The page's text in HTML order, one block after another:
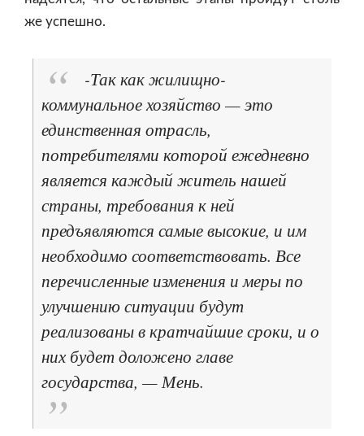
же успешно.
-Так как жилищно-
коммунальное хозяйство — это
единственная отрасль,
потребителями которой ежедневно
является каждый житель нашей
страны, требования к ней
предъявляются самые высокие, и им
необходимо соответствовать. Все
перечисленные изменения и меры по
улучшению ситуации будут
реализованы в кратчайшие сроки, и о
них будет доложено главе
государства, — Мень.